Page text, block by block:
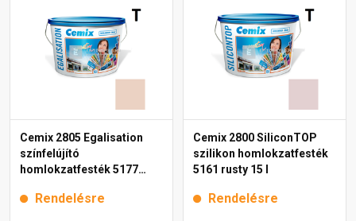
Cemix 2805 Egalisation
színfelújító
homlokzatfesték 5177
Rendelésre
Cemix 2800 SiliconTOP
szilikon homlokzatfesték
5161 rusty 15 l
Rendelésre